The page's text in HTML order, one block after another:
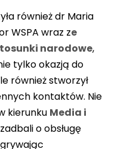
również dr Maria
WSPA wraz ze
narodowe,
tylko okazją do
również stworzył
kontaktów. Nie
kierunku Media i
o obsługę